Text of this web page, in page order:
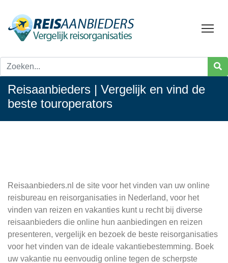
Reisaanbieders | Vergelijk en vind de
beste touroperators
Reisaanbieders.nl de site voor het vinden van uw online
reisbureau en reisorganisaties in Nederland, voor het
vinden van reizen en vakanties kunt u recht bij diverse
reisaanbieders die online hun aanbiedingen en reizen
presenteren, vergelijk en bezoek de beste reisorganisaties
voor het vinden van de ideale vakantiebestemming. Boek
uw vakantie nu eenvoudig online tegen de scherpste